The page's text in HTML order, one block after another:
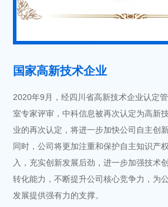
国家高新技术企业
2020年9月，经四川省高新技术企业认定
室专家评审，中科信息被再次认定为高新
业的再次认定，将进一步加快公司自主创
同时，公司将更加注重和保护自主知识产
入，充实创新发展后劲，进一步加强技术
转化能力，不断提升公司核心竞争力，为
发展提供强有力的支撑。